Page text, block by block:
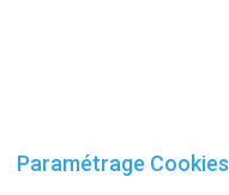
Paramétrage Cookies